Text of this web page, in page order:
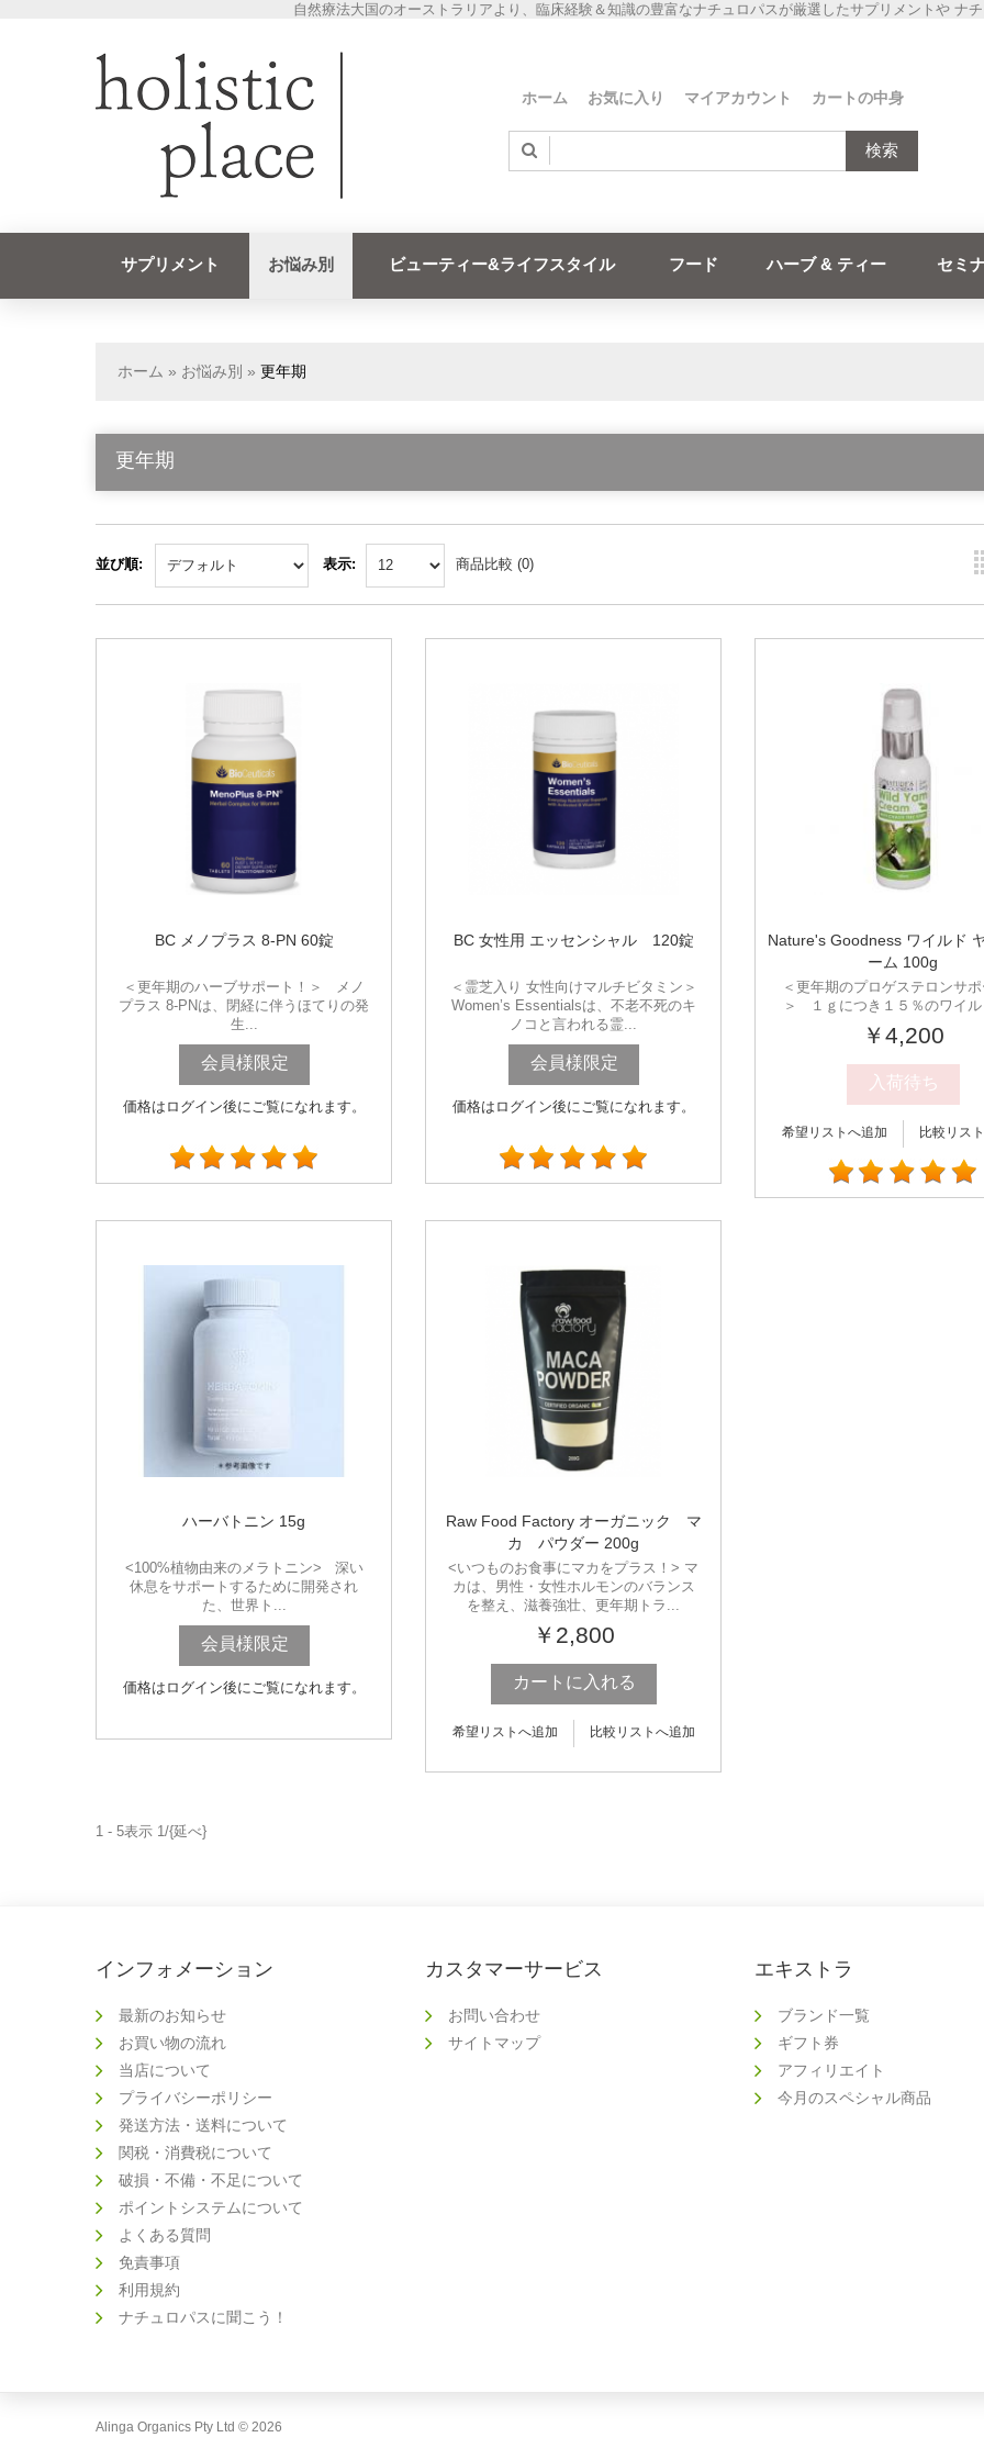
自然療法大国のオーストラリアより、臨床経験＆知識の豊富なナチュロパスが厳選したサプリメントや ナ
ホーム お気に入り マイアカウント カートの中身
検索
サプリメント お悩み別 ビューティー&ライフスタイル フード ハーブ & ティー セミ
ホーム » お悩み別 » 更年期
更年期
並び順: 表示: 商品比較 (0)
BC メノプラス 8-PN 60錠
＜更年期のハーブサポート！＞ メノ
プラス 8-PNは、閉経に伴うほてりの発
生...
会員様限定
価格はログイン後にご覧になれます。
BC 女性用 エッセンシャル 120錠
＜霊芝入り 女性向けマルチビタミン＞
Women’s Essentialsは、不老不死のキ
ノコと言われる霊...
会員様限定
価格はログイン後にご覧になれます。
Nature's Goodness ワイルド
ーム 100g
＜更年期のプロゲステロンサポ
＞ １ｇにつき１５％のワイル
￥4,200
入荷待ち
希望リストへ追加 比較リス
ハーバトニン 15g
<100%植物由来のメラトニン> 深い
休息をサポートするために開発され
た、世界ト...
会員様限定
価格はログイン後にご覧になれます。
Raw Food Factory オーガニック マ
カ パウダー 200g
<いつものお食事にマカをプラス！> マ
カは、男性・女性ホルモンのバランス
を整え、滋養強壮、更年期トラ...
￥2,800
カートに入れる
希望リストへ追加 比較リストへ追加
1 - 5表示 1/{延べ}
インフォメーション
最新のお知らせ
お買い物の流れ
当店について
プライバシーポリシー
発送方法・送料について
関税・消費税について
破損・不備・不足について
ポイントシステムについて
よくある質問
免責事項
利用規約
ナチュロパスに聞こう！
カスタマーサービス
お問い合わせ
サイトマップ
エキストラ
ブランド一覧
ギフト券
アフィリエイト
今月のスペシャル商品
Alinga Organics Pty Ltd © 2026